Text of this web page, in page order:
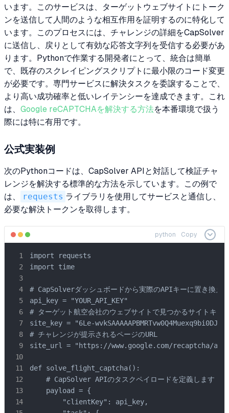
います。このサービスは、ターゲットウェブサイトにトーク
ンを送信して人間のような相互作用を証明するのに特化して
います。このプロセスには、チャレンジの詳細をCapSolver
に送信し、戻りとして有効な応答文字列を受信する必要があ
ります。Pythonで作業する開発者にとって、統合は簡単
で、既存のスクレイピングスクリプトに最小限のコード変更
が必要です。専門サービスに解決タスクを委譲することで、
より高い成功確率と低いレイテンシーを達成できます。これ
は、 Google reCAPTCHAを解決する方法を本番環境で扱う
際には特に有用です。
公式実装例
次のPythonコードは、CapSolver APIと対話して検証チャ
レンジを解決する標準的な方法を示しています。この例で
は、
requests ライブラリを使用してサービスと通信し、
必要な解決トークンを取得します。
python Copy
import requests
import time
# CapSolverダッシュボードから実際のAPIキーに置き換え
api_key = "YOUR_API_KEY"
# ターゲット航空会社のウェブサイトで見つかるサイトキー
site_key = "6Le-
# チャレンジが提示されるページのURL
site_url = "https://www.google.com/recaptcha/
def solve_flight_captcha():
    # CapSolver APIのタスクペイロードを定義します
    payload = {
        "clientKey": api_key,